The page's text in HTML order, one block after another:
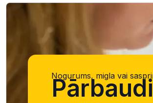
Nogurums, migla vai